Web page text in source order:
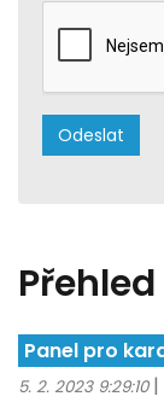
Panel pro
5. 2. 2023 9:29:10 |